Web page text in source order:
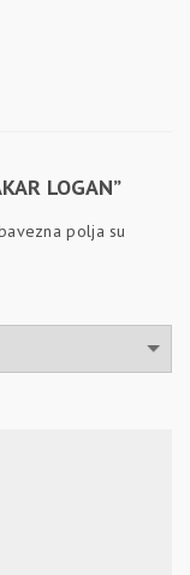
LOGAN”
polja su